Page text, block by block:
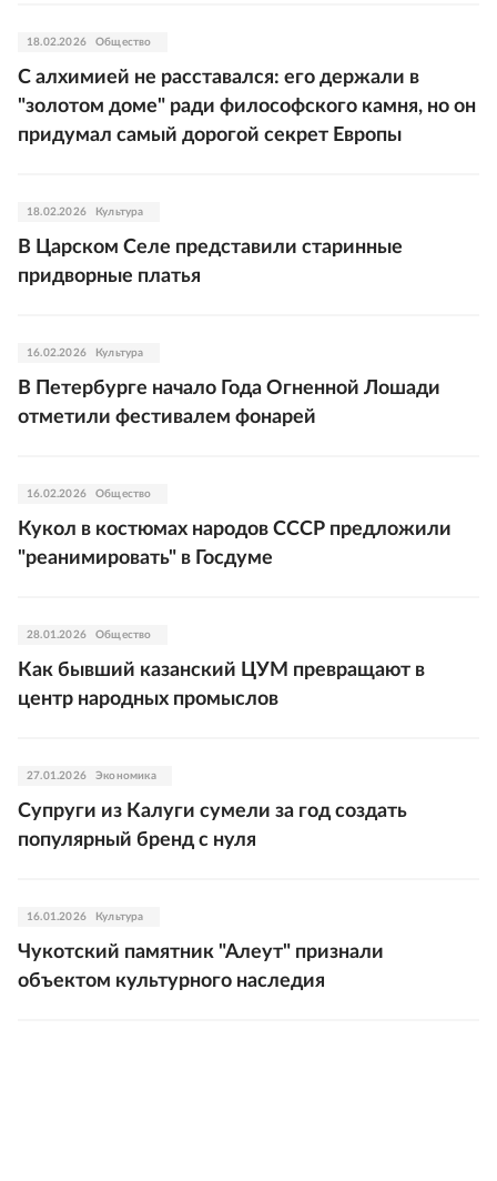
18.02.2026 Общество
С алхимией не расставался: его держали в
"золотом доме" ради философского камня, но он
придумал самый дорогой секрет Европы
18.02.2026 Культура
В Царском Селе представили старинные
придворные платья
16.02.2026 Культура
В Петербурге начало Года Огненной Лошади
отметили фестивалем фонарей
16.02.2026 Общество
Кукол в костюмах народов СССР предложили
"реанимировать" в Госдуме
28.01.2026 Общество
Как бывший казанский ЦУМ превращают в
центр народных промыслов
27.01.2026 Экономика
Супруги из Калуги сумели за год создать
популярный бренд с нуля
16.01.2026 Культура
Чукотский памятник "Алеут" признали
объектом культурного наследия